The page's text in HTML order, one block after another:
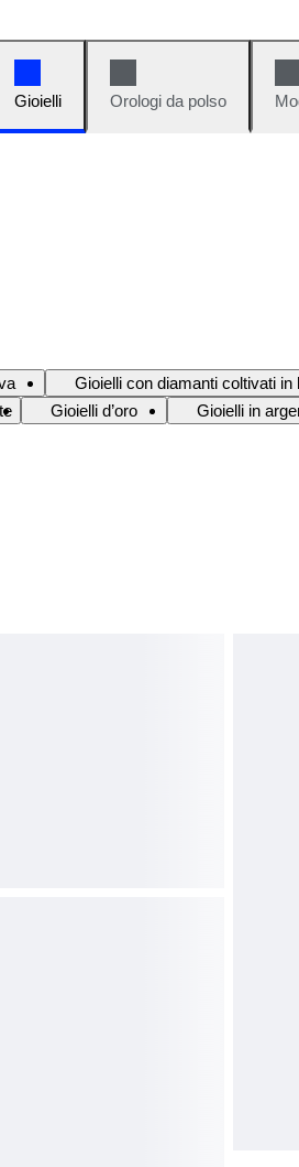
Gioielli Orologi da polso
Gioielli con diamanti coltivati in
Gioielli d’oro Gioielli in